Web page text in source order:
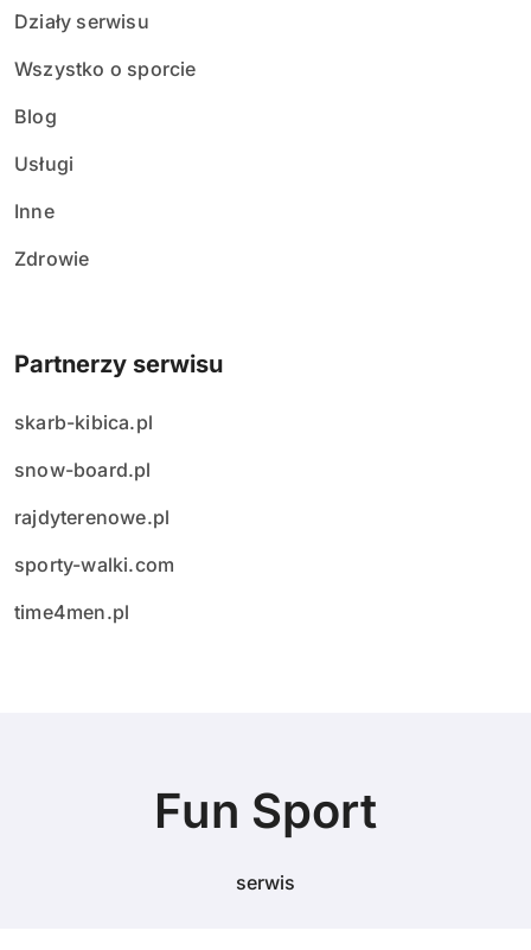
Działy serwisu
Wszystko o sporcie
Blog
Usługi
Inne
Zdrowie
Partnerzy serwisu
skarb-kibica.pl
snow-board.pl
rajdyterenowe.pl
sporty-walki.com
time4men.pl
Fun Sport
serwis